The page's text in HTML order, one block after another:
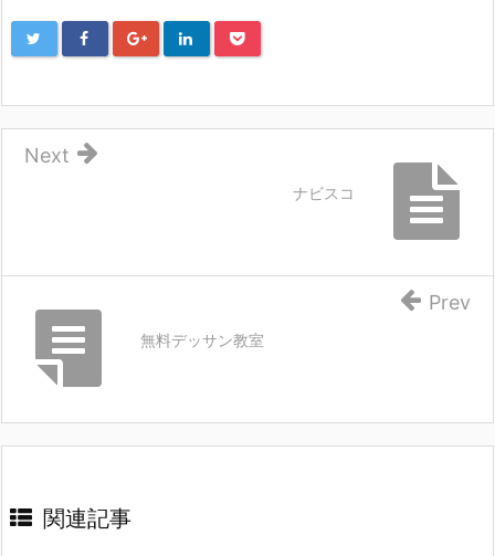
ナビスコ
Next
無料デッサン教室
Prev
関連記事